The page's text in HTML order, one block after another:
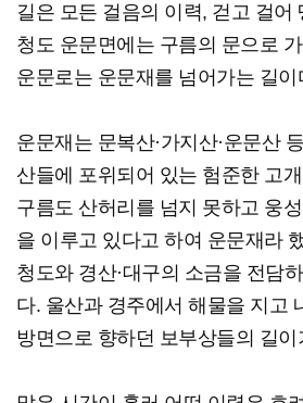
길은 모든 걸음의 이력, 걷고 걸어
청도 운문면에는 구름의 문으로
운문로는 운문재를 넘어가는 길이
운문재는 문복산·가지산·운문산
산들에 포위되어 있는 험준한 고
구름도 산허리를 넘지 못하고 웅
을 이루고 있다고 하여 운문재라
청도와 경산·대구의 소금을 전담
다. 울산과 경주에서 해물을 지고
방면으로 향하던 보부상들의 길이